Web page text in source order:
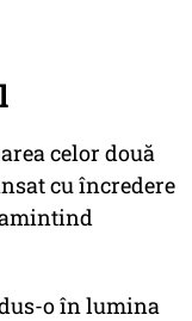
celor două
cu încredere
o în lumina